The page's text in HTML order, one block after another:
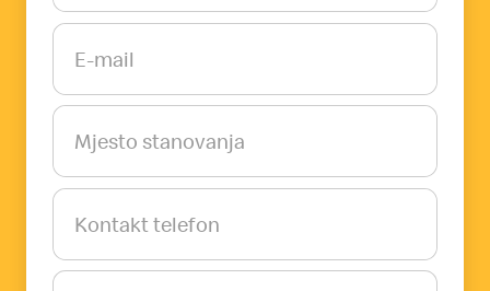
E-mail
Mjesto stanovanja
Kontakt telefon